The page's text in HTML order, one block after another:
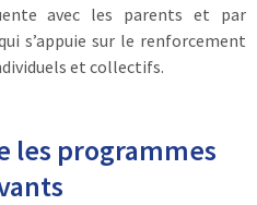
avec les parents et par
s’appuie sur le renforcement
et collectifs.
les programmes